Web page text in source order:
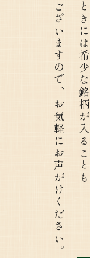
ときには希少な銘柄が入ることも
ございますので、お気軽にお声がけください。